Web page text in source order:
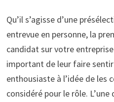
Qu’il s’agisse d’une
entrevue en personne, la
candidat sur votre
important de leur faire
enthousiaste à l’idée de les
considéré pour le rôle.